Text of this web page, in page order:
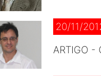
20/11/
ARTIGO -